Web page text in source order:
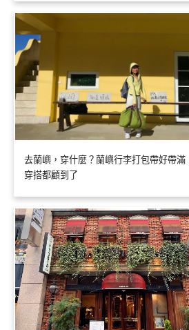
去蘭嶼，穿什麼？蘭嶼行李打包帶好帶
穿搭都顧到了